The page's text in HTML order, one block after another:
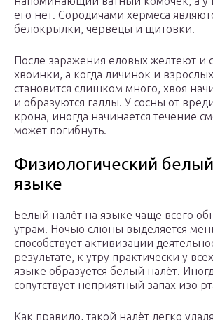
его нет. Сородичами хермеса
белокрылки, червецы и щитовки.
После заражения еловых желтеют и
хвоинки, а когда личинок и
становится слишком много, хвоя
и образуются галлы. У сосны от
крона, иногда начинается течение
может погибнуть.
Физиологический
языке
Белый налёт на языке чаще всего
утрам. Ночью слюны выделяется
способствует активизации
результате, к утру практически у
языке образуется белый налёт.
сопутствует неприятный запах изо
Как правило, такой налёт легко